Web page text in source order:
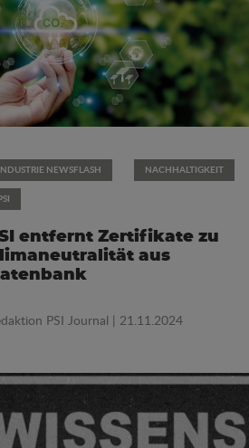
NEWSFLASH NACHHALTIGKEIT
entfernt Zertifikate zu
aus
PSI Journal | 21.11.2024